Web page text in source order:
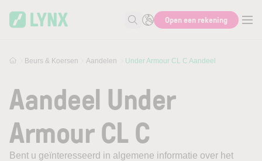
Zoek naar informatie
Open een rekening
Beurs & Koersen Aandelen Under Armour CL C Aandeel
Aandeel Under
Armour CL C
Bent u geïnteresseerd in algemene informatie over het